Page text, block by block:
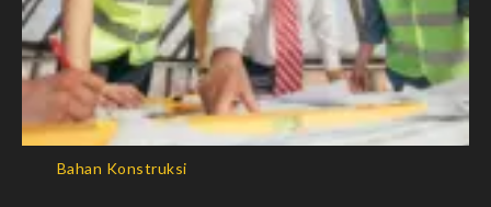
Bahan Konstruksi